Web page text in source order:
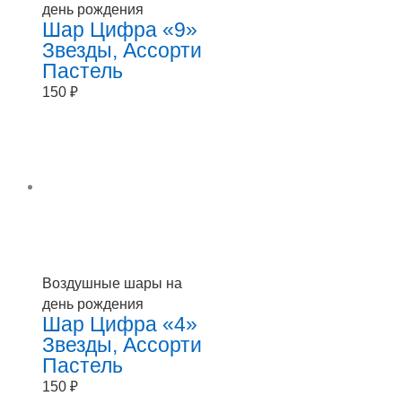
день рождения
Шар Цифра «9»
Звезды, Ассорти
Пастель
150 ₽
Воздушные шары на
день рождения
Шар Цифра «4»
Звезды, Ассорти
Пастель
150 ₽